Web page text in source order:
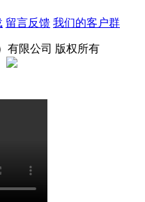
留言反馈 我们的客户群
有限公司 版权所有